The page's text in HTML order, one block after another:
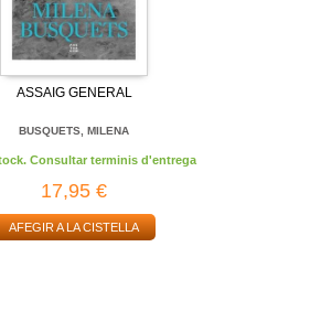
ASSAIG GENERAL
BUSQUETS, MILENA
Consultar terminis d'entrega
17,95 €
AFEGIR A LA CISTELLA